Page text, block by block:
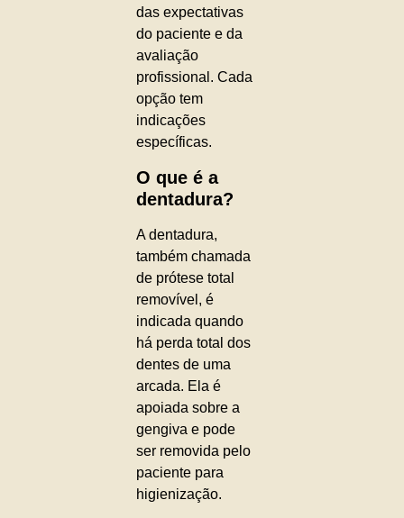
das expectativas
do paciente e da
avaliação
profissional. Cada
opção tem
indicações
específicas.
O que é a
dentadura?
A dentadura,
também chamada
de prótese total
removível, é
indicada quando
há perda total dos
dentes de uma
arcada. Ela é
apoiada sobre a
gengiva e pode
ser removida pelo
paciente para
higienização.